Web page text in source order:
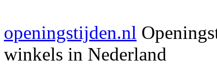
openingstijden.nl
winkels in Nederland